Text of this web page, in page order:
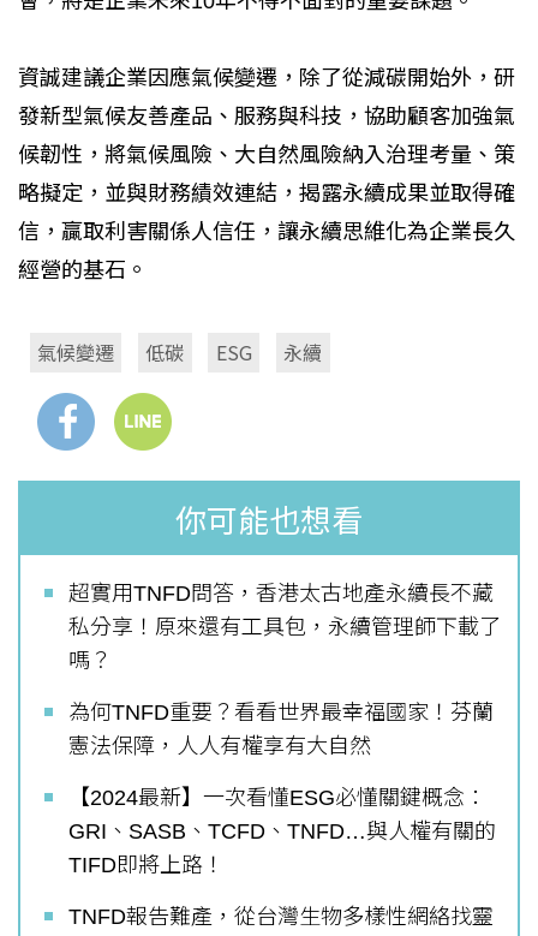
資誠建議企業因應氣候變遷，除了從減碳開始外，研
發新型氣候友善產品、服務與科技，協助顧客加強氣
候韌性，將氣候風險、大自然風險納入治理考量、策
略擬定，並與財務績效連結，揭露永續成果並取得確
信，贏取利害關係人信任，讓永續思維化為企業長久
經營的基石。
氣候變遷 低碳 ESG 永續
你可能也想看
超實用TNFD問答，香港太古地產永續長不藏
私分享！原來還有工具包，永續管理師下載了
嗎？
為何TNFD重要？看看世界最幸福國家！芬蘭
憲法保障，人人有權享有大自然
【2024最新】一次看懂ESG必懂關鍵概念：
GRI、SASB、TCFD、TNFD…與人權有關的
TIFD即將上路！
TNFD報告難產，從台灣生物多樣性網絡找靈